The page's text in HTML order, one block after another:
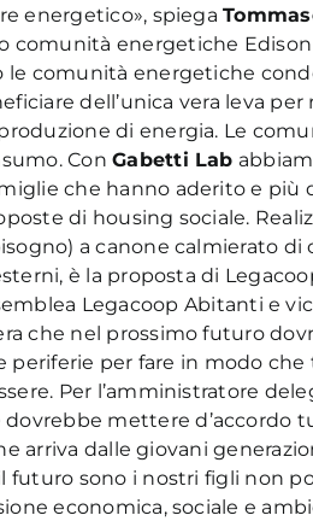
energetico», spiega
comunità energetiche Edison
comunità energetiche
dell’unica vera leva per
di energia. Le
ConGabetti Lab
che hanno aderito e più
di housing sociale.
a canone calmierato di
è la proposta di
Legacoop Abitanti e
che nel prossimo futuro
periferie per fare in modo
Per l’amministratore
dovrebbe mettere d’accordo
arriva dalle giovani
sono i nostri figli non
economica, sociale e